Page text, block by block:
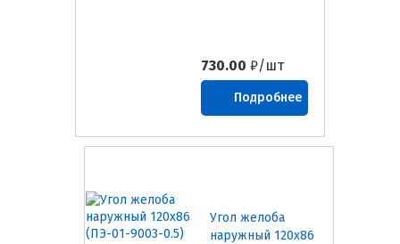
730.00 ₽/шт
Подробнее
Угол желоба
наружный 120х86